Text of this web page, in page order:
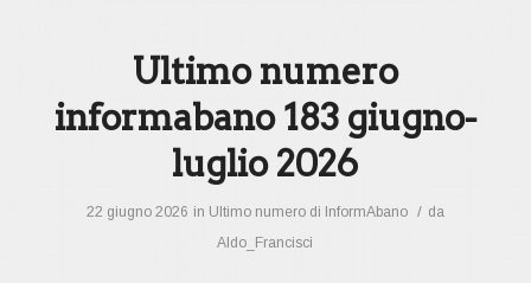
Ultimo numero
informabano 183 giugno-
luglio 2026
22 giugno 2026 in Ultimo numero di InformAbano / da
Aldo_Francisci